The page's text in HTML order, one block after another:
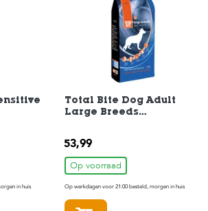
in huis
Total Bite Dog Adult
Large Breeds
53,99
Op voorraad
Op werkdagen voor 21:00 besteld, morgen in huis